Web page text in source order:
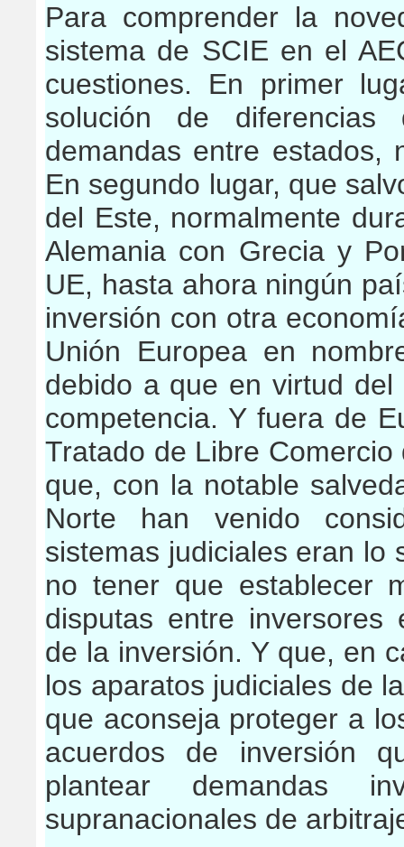
Para comprender la
sistema de SCIE en el
cuestiones. En primer
solución de
demandas entre
En segundo lugar, que
del Este, normalmente
Alemania con Grecia y
UE, hasta ahora ningún
inversión con otra
Unión Europea en
debido a que en virtud
competencia. Y fuera de
Tratado de Libre Comercio
que, con la notable
Norte han venido
sistemas judiciales eran lo
no tener que establecer
disputas entre inversores
de la inversión. Y que, en
los aparatos judiciales de
que aconseja proteger a
acuerdos de inversión
plantear demandas
supranacionales de